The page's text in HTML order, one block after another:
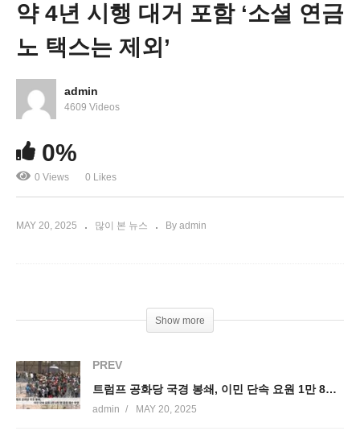
트럼프 당근채찍 본격 구사 ‘자기 추방 64명 첫 출국,
추방 무시 4,500명 첫 벌금’
약 4년 시행 대거 포함 ‘소셜 연금
노 택스는 제외’
admin
4609 Videos
0%
0 Views 0 Likes
MAY 20, 2025 많이 본 뉴스 By admin
Show more
PREV
트럼프 공화당 국경 봉쇄, 이민 단속 요원 1만 8천 명 증원 예산 반영
admin MAY 20, 2025